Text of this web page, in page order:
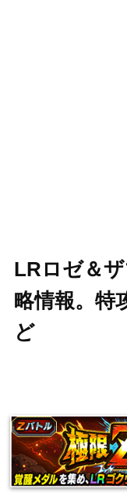
LRロゼ＆
略情報。特
ど